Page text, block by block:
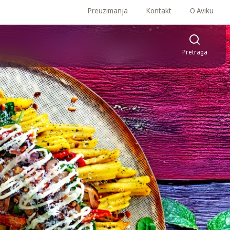
Preuzimanja Kontakt O Aviku
Pretraga